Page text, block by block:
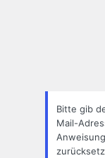
Bitte gib
Mail-